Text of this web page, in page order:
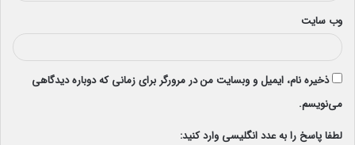
وب‌ سایت
ذخیره نام، ایمیل و وبسایت من در مرورگر برای زمانی که دوباره دیدگاهی
می‌نویسم.
لطفا پاسخ را به عدد انگلیسی وارد کنید: